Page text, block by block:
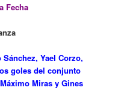
Fecha
Yael Corzo,
goles del conjunto
Miras y Gines